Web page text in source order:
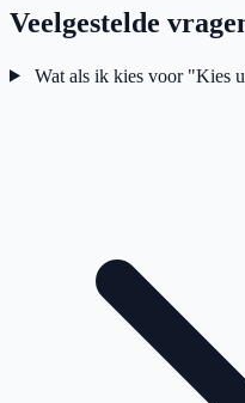
Veelgestelde
Wat als ik kies voor "Kies